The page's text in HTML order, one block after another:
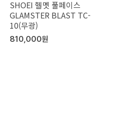
SHOEI 헬멧 풀페이스
GLAMSTER BLAST TC-
10(무광)
810,000원